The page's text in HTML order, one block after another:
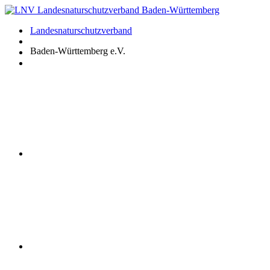
Zum
springenLandesnaturschutzverband
Baden-Württemberg e.V.